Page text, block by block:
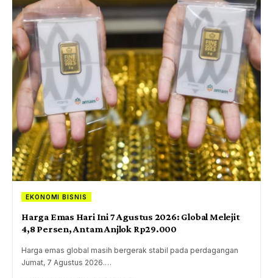
EKONOMI BISNIS
Harga Emas Hari Ini 7 Agustus 2026: Global Melejit
4,8 Persen, Antam Anjlok Rp29.000
Harga emas global masih bergerak stabil pada perdagangan
Jumat, 7 Agustus 2026.…